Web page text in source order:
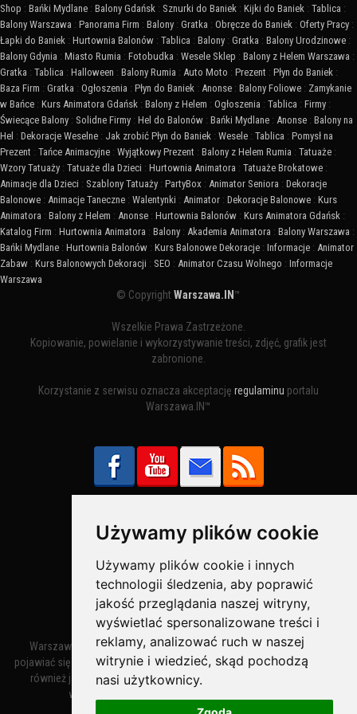
Używamy plików cookie
Używamy plików cookie i innych
technologii śledzenia, aby poprawić
jakość przeglądania naszej witryny,
wyświetlać spersonalizowane treści i
reklamy, analizować ruch w naszej
witrynie i wiedzieć, skąd pochodzą
nasi użytkownicy.
Shop : Bańki Mydlane : Balony Gdańsk : Sznurki do Baniek : Kijki do Baniek : Tablica :
Balony Warszawa : Panorama Firm : Balony : Gratka : Obręcze do Baniek : Oferty Pracy :
Łapki do Baniek : Hurtownia Balonów : Tablica : Balony : Gratka : Balony Urodzinowe :
Balony Gdynia : Miasto Rumia : Fotobudka : Wesele Sklep : Balony z Helem Warszawa :
Gratka : Tablica : Halloween : Balony Rumia : Auto Moto : Prezent : Płyn do Baniek :
Baza Firm : Gratka : Ogłoszenia : Płyn do Baniek : Anonse : Balony Foliowe : Zamykanie
w Bańce : Kurs Animatora Gdańsk : Balony z Helem : Ogłoszenia : Tablica : Firmy :
Świecące Balony : Solidne Firmy : Hel do Balonów : Bańki Mydlane : Anonse : Balony na
Hel : Dekoracje Weselne : Jak zrobić Płyn do Baniek : Wesele : Tablica : Pomysł na
Prezent : Tańce Animacyjne : Wyjątkowy Prezent : Balony z Helem Rumia : Tatuaże :
Wzory Tatuaży : Tatuaże dla Dzieci : Hurtownia Animatora : Tatuaże Brokatowe :
Animacje dla Dzieci : Szablony Tatuaży : PartyBox : Animator Seniora : Dekoracje
Balonowe : Animacje Taneczne : Walentynki : Animator : Dekoracje Balonowe : Kurs
Animatora : Balony z Helem : Anonse : Hurtownia Balonów : Kurs Animatora Gdańsk :
Katalog Firm : Hurtownia Animatora : Balony : Akademia Animatora : Balony Warszawa :
Bańki Mydlane : Hurtownia Balonów : Kurs Balonowe Dekoracje : Informacje : Animator
Zabaw : Kurs Balonowych Dekoracji : SEO : Animator Czasu Wolnego : Informacje
Warszawa
© CopyrightWarszawa.IN ™
Wszelkie Prawa Zastrzeżone.
Kopiowanie, powielanie i wykorzystywanie treści, zdjęć, grafik jest
zabronione.
Korzystanie z serwisu oznacza akceptację regulaminu portalu
Warszawa.IN™
Bezpieczne Płatności obsługuje:
Warszawa – miasto stołeczne Warszawa. Nazwa miasta zaczęła
pojawiać się w dokumentach w XIV wieku jako Warszewa, a od XV wieku
również jako Warszowa. Zmiana nazwy na Warszawa w XV wieku
wynikała z mazowieckiej wymowy dialektycznej.